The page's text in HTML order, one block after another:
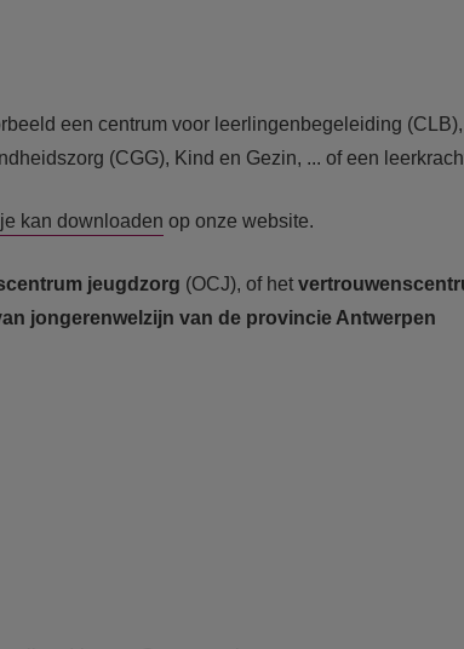
een centrum voor leerlingenbegeleiding
(CGG), Kind en Gezin, ... of een
kan downloaden op onze website.
jeugdzorg (OCJ), of het
jongerenwelzijn van de provincie Antwerpen